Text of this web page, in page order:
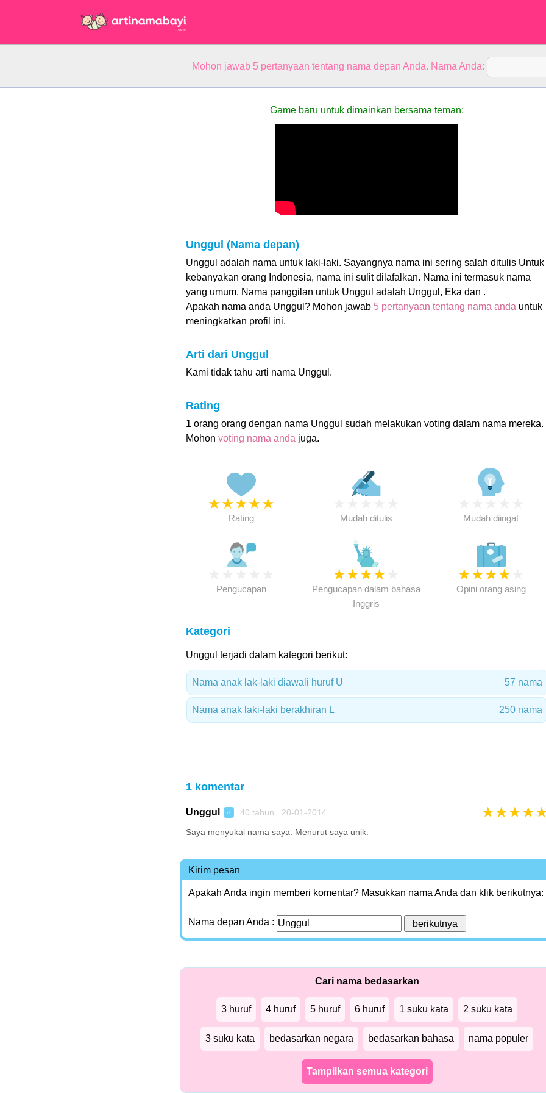
Mohon jawab 5 pertanyaan tentang nama depan Anda. Nama Anda:
Game baru untuk dimainkan bersama teman:
Unggul (Nama depan)
Unggul adalah nama untuk laki-laki. Sayangnya nama ini sering salah ditulis Untuk
kebanyakan orang Indonesia, nama ini sulit dilafalkan. Nama ini termasuk nama
yang umum. Nama panggilan untuk Unggul adalah Unggul, Eka dan .
Apakah nama anda Unggul? Mohon jawab 5 pertanyaan tentang nama anda untuk
meningkatkan profil ini.
Arti dari Unggul
Kami tidak tahu arti nama Unggul.
Rating
1 orang orang dengan nama Unggul sudah melakukan voting dalam nama mereka.
Mohon voting nama anda juga.
★★★★★
Rating Mudah ditulis Mudah diingat
Pengucapan
★★★★
Pengucapan dalam bahasa
Inggris
★★★★
Opini orang asing
Kategori
Unggul terjadi dalam kategori berikut:
Nama anak lak-laki diawali huruf U 57 nama
Nama anak laki-laki berakhiran L 250 nama
1 komentar
Unggul ♂ 40 tahun 20-01-2014 ★★★★
Saya menyukai nama saya. Menurut saya unik.
Kirim pesan
Apakah Anda ingin memberi komentar? Masukkan nama Anda dan klik berikutnya:
Nama depan Anda :
Cari nama bedasarkan
3 huruf 4 huruf 5 huruf 6 huruf 1 suku kata 2 suku kata
3 suku kata bedasarkan negara bedasarkan bahasa nama populer
Tampilkan semua kategori